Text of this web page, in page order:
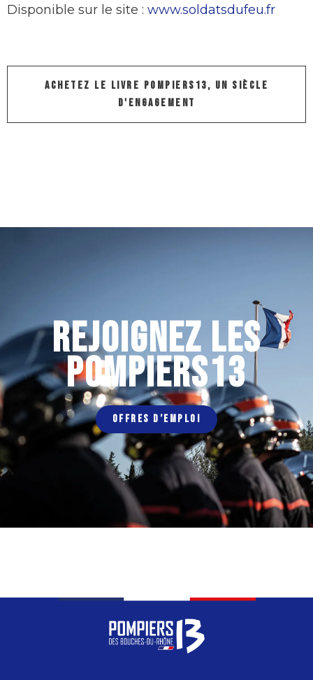
Disponible sur le site : www.soldatsdufeu.fr
ACHETEZ LE LIVRE POMPIERS13, UN SIÈCLE
D'ENGAGEMENT
REJOIGNEZ LES
POMPIERS13
OFFRES D’EMPLOI